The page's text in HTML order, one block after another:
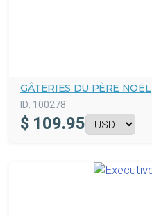
GÂTERIES DU PÈRE NOËL
ID: 100278
$ 109.95